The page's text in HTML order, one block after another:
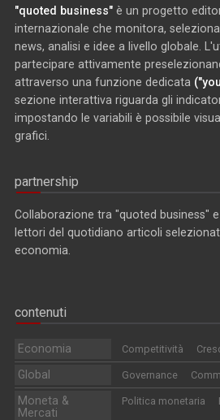
"quoted business" è un progetto
internazionale che monitora,
news, analisi e idee a livello globale.
partecipare attivamente
attraverso una funzione dedicata
sezione interattiva riguarda gli
impostando le variabili è possibile
grafici.
partnership
Collaborazione tra "quoted business" e
lettori del quotidiano articoli
economia.
contenuti
Economia Competitività
Global Governance
Moneta &
Mercati
Politica monetaria